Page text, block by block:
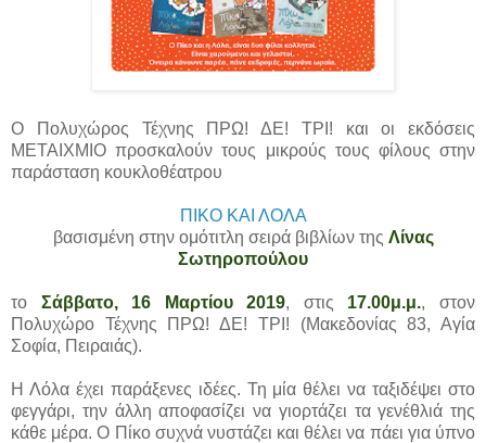
Ο Πολυχώρος Τέχνης ΠΡΩ! ΔΕ! ΤΡΙ! και οι εκδόσεις
ΜΕΤΑΙΧΜΙΟ προσκαλούν τους μικρούς τους φίλους στην
παράσταση κουκλοθέατρου
ΠΙΚΟ ΚΑΙ ΛΟΛΑ
βασισμένη στην ομότιτλη σειρά βιβλίων της Λίνας
Σωτηροπούλου
το Σάββατο, 16 Μαρτίου 2019, στις 17.00μ.μ., στον
Πολυχώρο Τέχνης ΠΡΩ! ΔΕ! ΤΡΙ! (Μακεδονίας 83, Αγία
Σοφία, Πειραιάς).
Η Λόλα έχει παράξενες ιδέες. Τη μία θέλει να ταξιδέψει στο
φεγγάρι, την άλλη αποφασίζει να γιορτάζει τα γενέθλιά της
κάθε μέρα. Ο Πίκο συχνά νυστάζει και θέλει να πάει για ύπνο